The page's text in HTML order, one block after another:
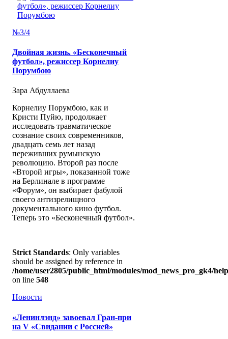
№3/4
Двойная жизнь. «Бесконечный
футбол», режиссер Корнелиу
Порумбою
Зара Абдуллаева
Корнелиу Порумбою, как и
Кристи Пуйю, продолжает
исследовать травматическое
сознание своих современников,
двадцать семь лет назад
переживших румынскую
революцию. Второй раз после
«Второй игры», показанной тоже
на Берлинале в программе
«Форум», он выбирает фабулой
своего антизрелищного
документального кино футбол.
Теперь это «Бесконечный футбол».
Strict Standards: Only variables
should be assigned by reference in
/home/user2805/public_html/modules/mod_news_pro_gk4/
on line 548
Новости
«Ленинлэнд» завоевал Гран-при
на V «Свидании с Россией»